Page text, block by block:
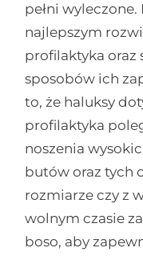
pełni
najlepszym
profilaktyka oraz
sposobów ich
to, że haluksy
profilaktyka
noszenia
butów oraz tych
rozmiarze czy z
wolnym czasie
boso, aby